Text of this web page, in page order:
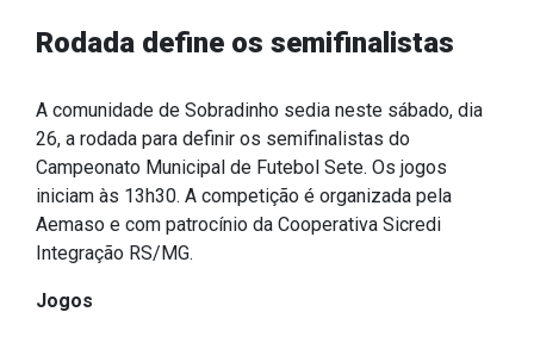
Saúde
Serviços
IPTU 2026
Nota Fiscal Eletrônica
Ouvidoria
Rodada define os semifinalistas
A comunidade de Sobradinho sedia neste sábado, dia
26, a rodada para definir os semifinalistas do
Campeonato Municipal de Futebol Sete. Os jogos
iniciam às 13h30. A competição é organizada pela
Aemaso e com patrocínio da Cooperativa Sicredi
Integração RS/MG.
Jogos